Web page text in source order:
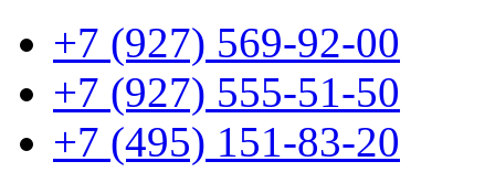
+7 (927) 569-92-00
+7 (927) 555-51-50
+7 (495) 151-83-20